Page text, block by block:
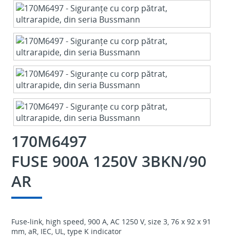
170M6497
FUSE 900A 1250V 3BKN/90
AR
Fuse-link, high speed, 900 A, AC 1250 V, size 3, 76 x 92 x 91
mm, aR, IEC, UL, type K indicator